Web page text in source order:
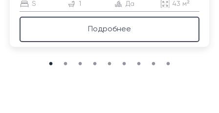
S 1 Да 43 м²
Подробнее